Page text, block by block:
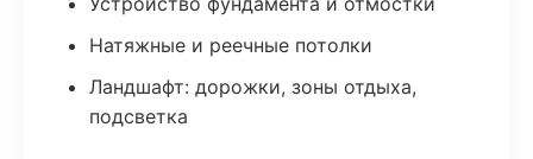
Натяжные и реечные потолки
Ландшафт: дорожки, зоны отдыха,
подсветка